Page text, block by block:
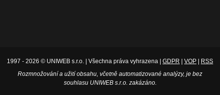
1997 - 2026 © UNIWEB s.r.o. | Všechna práva vyhrazena | GDPR VOP
RSS
Rozmnožování a užití obsahu, včetně automatizované analýzy, je bez
souhlasu UNIWEB s.r.o. zakázáno.